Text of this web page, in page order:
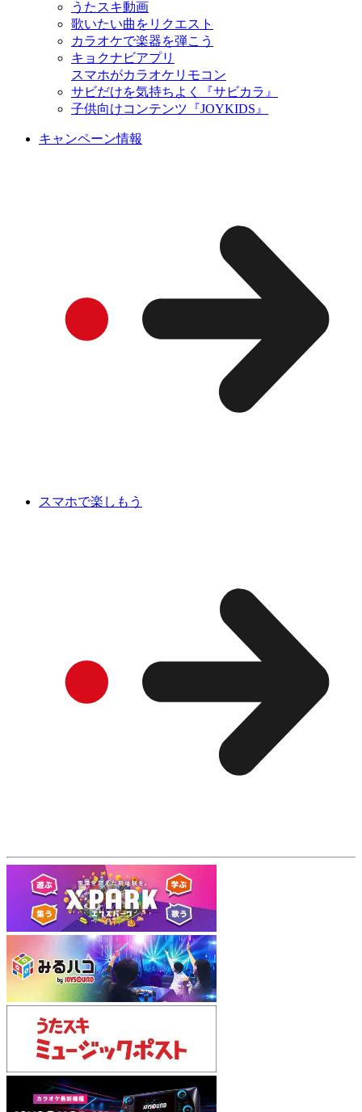
うたスキ動画
歌いたい曲をリクエスト
カラオケで楽器を弾こう
キョクナビアプリ
スマホがカラオケリモコン
サビだけを気持ちよく『サビカラ』
子供向けコンテンツ『JOYKIDS』
キャンペーン情報
スマホで楽しもう